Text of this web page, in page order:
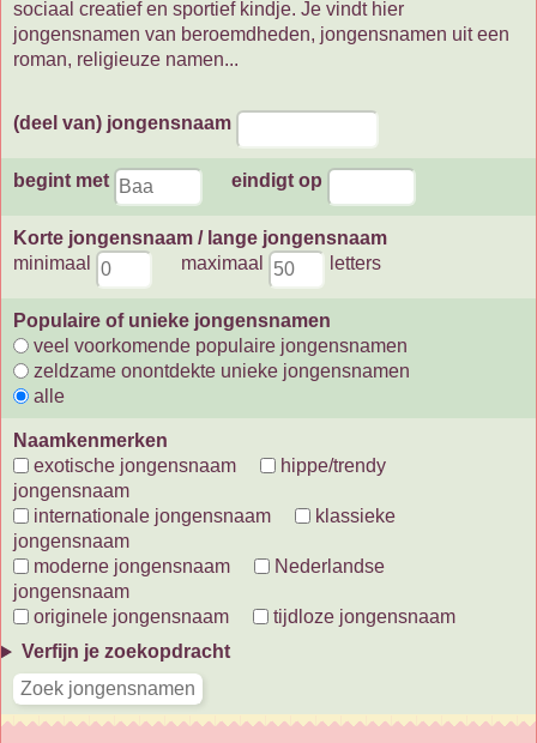
sociaal creatief en sportief kindje. Je vindt hier
jongensnamen van beroemdheden, jongensnamen uit een
roman, religieuze namen...
(deel van) jongensnaam
begint met eindigt op
Korte jongensnaam / lange jongensnaam
minimaal
maximaal letters
Populaire of unieke jongensnamen
veel voorkomende populaire jongensnamen
zeldzame onontdekte unieke jongensnamen
alle
Naamkenmerken
exotische jongensnaam
hippe/trendy
jongensnaam
internationale jongensnaam
klassieke
jongensnaam
moderne jongensnaam
Nederlandse
jongensnaam
originele jongensnaam
tijdloze jongensnaam
Verfijn je zoekopdracht